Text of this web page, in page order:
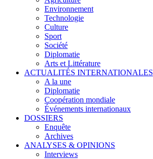
Environnement
Technologie
Culture
Sport
Société
Diplomatie
Arts et Littérature
ACTUALITÉS INTERNATIONALES
A la une
Diplomatie
Coopération mondiale
Événements internationaux
DOSSIERS
Enquête
Archives
ANALYSES & OPINIONS
Interviews